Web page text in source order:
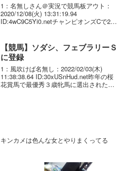
1：名無しさん＠実況で競馬板アウト：
2020/12/08(火) 13:31:19.94
ID:4wC9C5Yi0.netチャンピオンズCで2着
入れる。平田師は「馬...
【競馬】ソダシ、フェブラリーＳ
に登録
1：風吹けば名無し：2022/02/03(木)
11:38:38.64 ID:30xUSnHud.net昨年の桜
花賞馬で最優秀３歳牝馬に選出された白
キンカメは色んな女とやりまくってる